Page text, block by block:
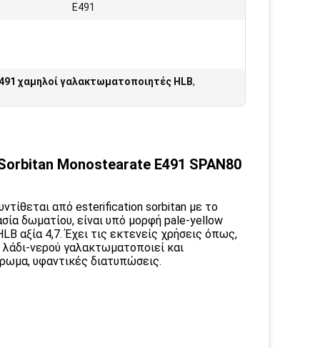
Ε491
χαμηλοί γαλακτωματοποιητές HLB,
Monostearate E491 SPAN80
από esterification sorbitan με το
δωματίου, είναι υπό μορφή pale-yellow
αξία 4,7. Έχει τις εκτενείς χρήσεις όπως,
νερού γαλακτωματοποιεί και
υφαντικές διατυπώσεις.